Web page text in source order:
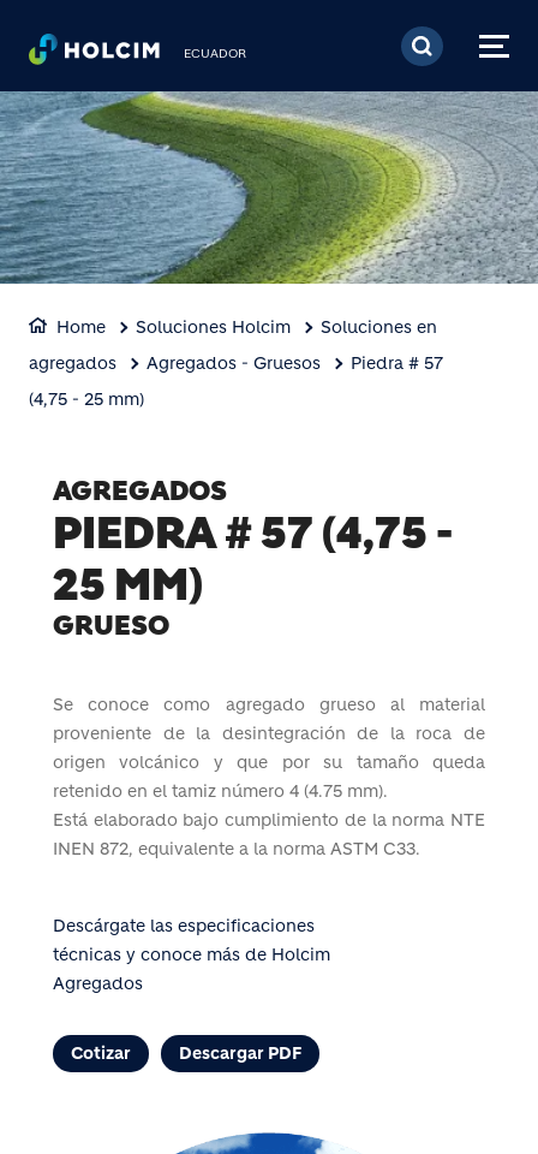
Pasar al contenido
ECUADOR
Home Soluciones Holcim
Soluciones en
agregados
Agregados - Gruesos
Piedra # 57
(4,75 - 25 mm)
AGREGADOS
PIEDRA # 57 (4,75 -
25 MM)
GRUESO
Se conoce como agregado grueso al material
proveniente de la desintegración de la roca de
origen volcánico y que por su tamaño queda
retenido en el tamiz número 4 (4.75 mm).
Está elaborado bajo cumplimiento de la norma NTE
INEN 872, equivalente a la norma ASTM C33.
Descárgate las especificaciones
técnicas y conoce más de Holcim
Agregados
Cotizar Descargar PDF